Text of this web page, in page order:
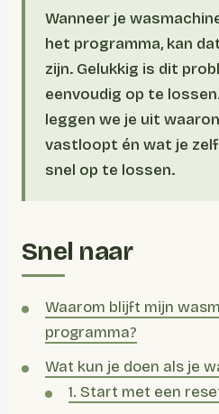
Wanneer je
het programma, kan
zijn. Gelukkig is dit
eenvoudig op te
leggen we je uit
vastloopt én wat je
snel op te lossen.
Snel naar
Waarom blijft mijn
programma?
Wat kun je doen als je
1. Start met een